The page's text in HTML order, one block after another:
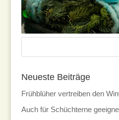
Neueste Beiträge
Frühblüher vertreiben den
Auch für Schüchterne